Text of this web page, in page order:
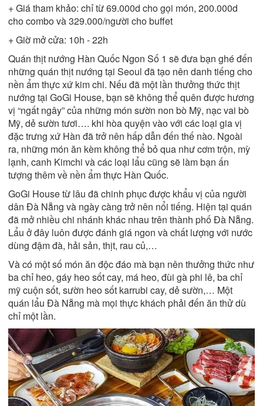
+ Giá tham khảo: chỉ từ 69.000d cho gọi món, 200.000d
cho combo và 329.000/người cho buffet
+ Giờ mở cửa: 10h - 22h
Quán thịt nướng Hàn Quốc Ngon Số 1 sẽ đưa bạn ghé đến
những quán thịt nướng tại Seoul đã tạo nên danh tiếng cho
nền ẩm thực xứ kim chi. Nếu đã một lần thưởng thức thịt
nướng tại GoGi House, bạn sẽ không thể quên được hương
vị “ngất ngây” của những món sườn non bò Mỹ, nạc vai bò
Mỹ, dẻ sườn tươi…. khi hòa quyện vào với các loại gia vị
đặc trưng xứ Hàn đã trở nên hấp dẫn đến thế nào. Ngoài
ra, những món ăn kèm không thể bỏ qua như cơm trộn, mỳ
lạnh, canh Kimchi và các loại lẩu cũng sẽ làm bạn ấn
tượng thêm về nền ẩm thực Hàn Quốc.
GoGi House từ lâu đã chinh phục được khẩu vị của người
dân Đà Nẵng và ngày càng trở nên nổi tiếng. Hiện tại quán
đã mở nhiều chi nhánh khác nhau trên thành phố Đà Nẵng.
Lẩu ở đây luôn được đánh giá ngon và chất lượng với nước
dùng đậm đà, hải sản, thịt, rau củ,…
Và có một số món ăn độc đáo mà bạn nên thưởng thức như
ba chỉ heo, gáy heo sốt cay, má heo, đùi gà phi lê, ba chỉ
mỹ cuộn sốt, sườn heo sốt karrubi cay, dẻ sườn,… Một
quán lẩu Đà Nẵng mà mọi thực khách phải đến ăn thử dù
chỉ một lần.